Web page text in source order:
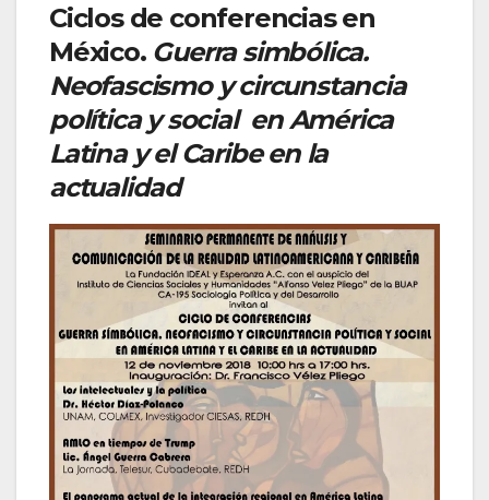
Ciclos de conferencias en
México. Guerra simbólica.
Neofascismo y circunstancia
política y social en América
Latina y el Caribe en la
actualidad